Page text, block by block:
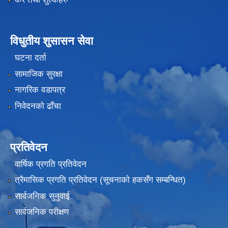
विधुतीय शुसासन सेवा
घटना दर्ता
सामाजिक सुरक्षा
नागरिक वडापत्र
निवेदनको ढाँचा
प्रतिवेदन
वार्षिक प्रगति प्रतिवेदन
त्रैमासिक प्रगति प्रतिवेदन (सूचनाकाे हकसँग सम्बन्धित)
सार्वजनिक सुनुवाई
सार्वजनिक परीक्षण